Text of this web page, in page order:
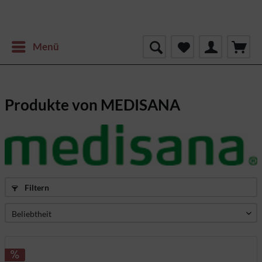
Menü
Produkte von MEDISANA
Filtern